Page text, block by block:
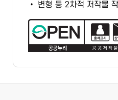
• 변형 등 2차적 저작물 작